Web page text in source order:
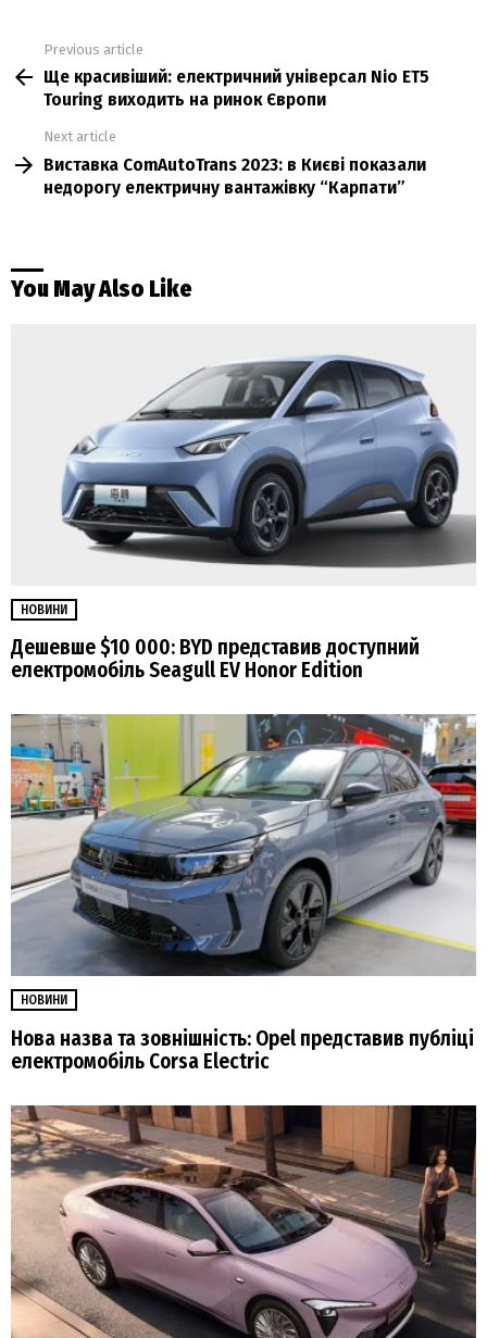
more
Previous article
Ще красивіший: електричний універсал Nio ET5
Touring виходить на ринок Європи
Next article
Виставка ComAutoTrans 2023: в Києві показали
недорогу електричну вантажівку “Карпати”
You May Also Like
НОВИНИ
Дешевше $10 000: BYD представив доступний
електромобіль Seagull EV Honor Edition
НОВИНИ
Нова назва та зовнішність: Opel представив публіці
електромобіль Corsa Electric